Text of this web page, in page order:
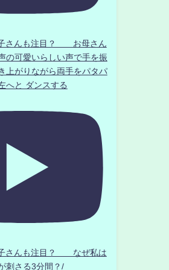
さんも注目？ お母さん
可愛いらしい声で手を振
上がりながら両手をパタパ
へと ダンスする
さんも注目？ なぜ私は
刺さる3分間？/